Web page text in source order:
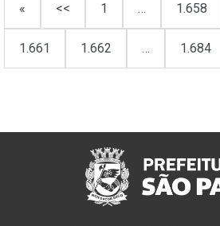
« << 1 … 1.658
1.661 1.662 … 1.684